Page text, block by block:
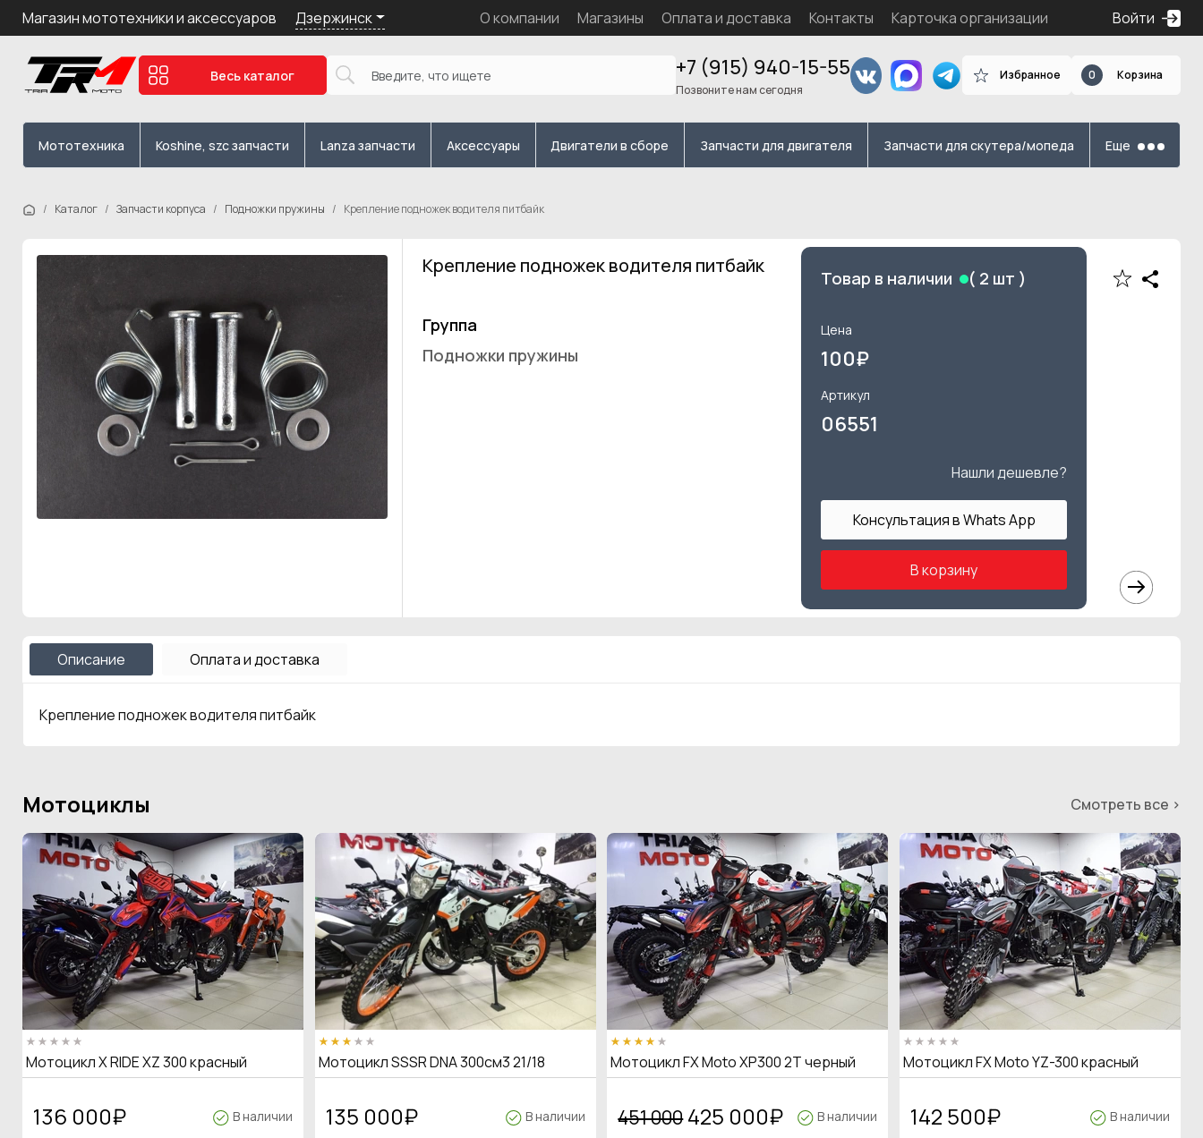
Магазин мототехники и аксессуаров Дзержинск О компании Магазины Оплата и доставка Контакты Карточка организации Войти
Весь каталог +7 (915) 940-15-55
Позвоните нам сегодня
Избранное 0 Корзина
Мототехника Koshine, szc запчасти Lanza запчасти Аксессуары Двигатели в сборе Запчасти для двигателя Запчасти для скутера/мопеда Еще
Каталог Запчасти корпуса Подножки пружины Крепление подножек водителя питбайк
Крепление подножек водителя питбайк
Группа
Подножки пружины
Товар в наличии ( 2 шт )
Цена
100₽
Артикул
06551
Нашли дешевле?
Консультация в Whats App
В корзину
Описание Оплата и доставка
Крепление подножек водителя питбайк
Мотоциклы Смотреть все >
Мотоцикл X RIDE XZ 300 красный
136 000₽ В наличии
Мотоцикл SSSR DNA 300см3 21/18
135 000₽ В наличии
Мотоцикл FX Moto XP300 2T черный
451 000 425 000₽ В наличии
Мотоцикл FX Moto YZ-300 красный
142 500₽ В наличии